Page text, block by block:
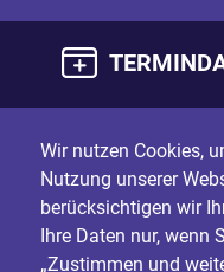
Wir nutzen Cookies,
Nutzung unserer
berücksichtigen wir
Ihre Daten nur, wenn
„Zustimmen und